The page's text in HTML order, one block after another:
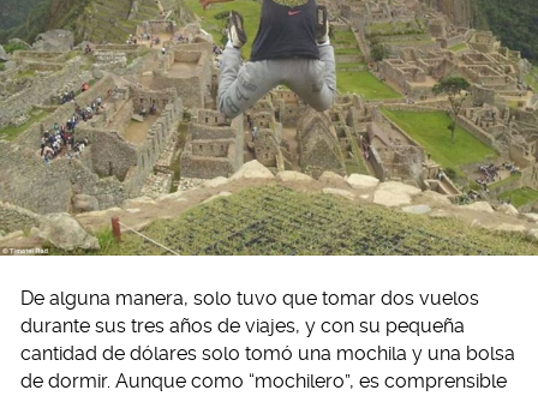
De alguna manera, solo tuvo que tomar dos vuelos
durante sus tres años de viajes, y con su pequeña
cantidad de dólares solo tomó una mochila y una bolsa
de dormir. Aunque como “mochilero”, es comprensible